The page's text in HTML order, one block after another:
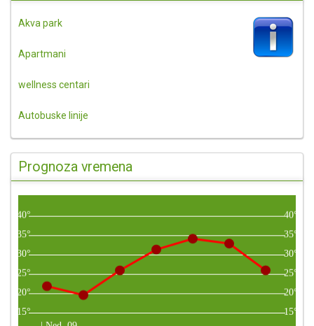
Akva park
Apartmani
wellness centari
Autobuske linije
Prognoza vremena